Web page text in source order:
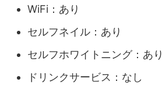
WiFi：あり
セルフネイル：あり
セルフホワイトニング：あり
ドリンクサービス：なし